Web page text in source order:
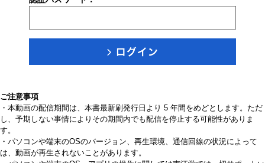
ご注意事項
・本動画の配信期間は、本書最新刷発行日より 5 年間をめどとします。ただ
し、予期しない事情によりその期間内でも配信を停止する可能性がありま
す。
・パソコンや端末のOSのバージョン、再生環境、通信回線の状況によって
は、動画が再生されないことがあります。